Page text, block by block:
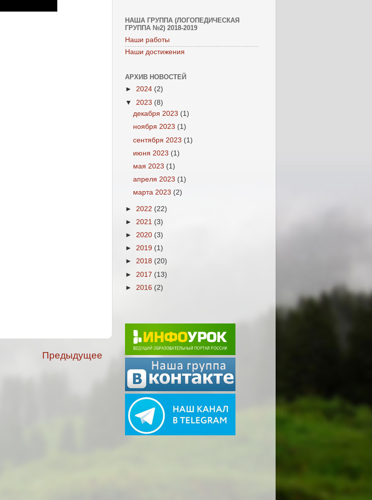
Предыдущее
НАША ГРУППА (ЛОГОПЕДИЧЕСКАЯ
ГРУППА №2) 2018-2019
Наши работы
Наши достижения
АРХИВ НОВОСТЕЙ
► 2024 (2)
▼ 2023 (8)
декабря 2023 (1)
ноября 2023 (1)
сентября 2023 (1)
июня 2023 (1)
мая 2023 (1)
апреля 2023 (1)
марта 2023 (2)
► 2022 (22)
► 2021 (3)
► 2020 (3)
► 2019 (1)
► 2018 (20)
► 2017 (13)
► 2016 (2)